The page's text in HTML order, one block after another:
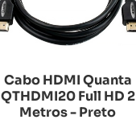
Cabo HDMI Quanta
QTHDMI20 Full HD 2
Metros - Preto